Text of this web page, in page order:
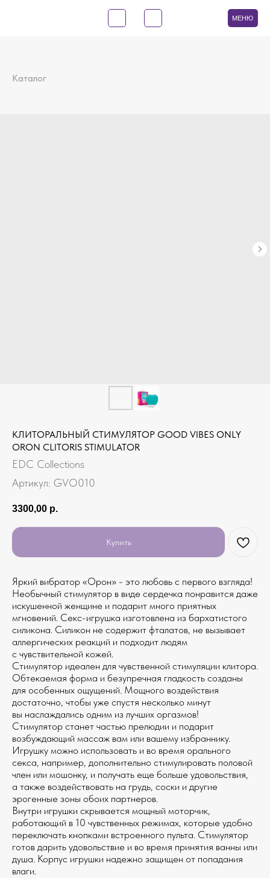
МЕНЮ
Каталог
КЛИТОРАЛЬНЫЙ СТИМУЛЯТОР GOOD VIBES ONLY
ORON CLITORIS STIMULATOR
EDC Collections
Артикул: GVO010
3300,00 р.
Купить
Яркий вибратор «Орон» - это любовь с первого взгляда!
Необычный стимулятор в виде сердечка понравится даже
искушенной женщине и подарит много приятных
мгновений. Секс-игрушка изготовлена из бархатистого
силикона. Силикон не содержит фталатов, не вызывает
аллергических реакций и подходит людям
с чувствительной кожей.
Стимулятор идеален для чувственной стимуляции клитора.
Обтекаемая форма и безупречная гладкость созданы
для особенных ощущений. Мощного воздействия
достаточно, чтобы уже спустя несколько минут
вы наслаждались одним из лучших оргазмов!
Стимулятор станет частью прелюдии и подарит
возбуждающий массаж вам или вашему избраннику.
Игрушку можно использовать и во время орального
секса, например, дополнительно стимулировать половой
член или мошонку, и получать еще больше удовольствия,
а также воздействовать на грудь, соски и другие
эрогенные зоны обоих партнеров.
Внутри игрушки скрывается мощный моторчик,
работающий в 10 чувственных режимах, которые удобно
переключать кнопками встроенного пульта. Стимулятор
готов дарить удовольствие и во время принятия ванны или
душа. Корпус игрушки надежно защищен от попадания
влаги.